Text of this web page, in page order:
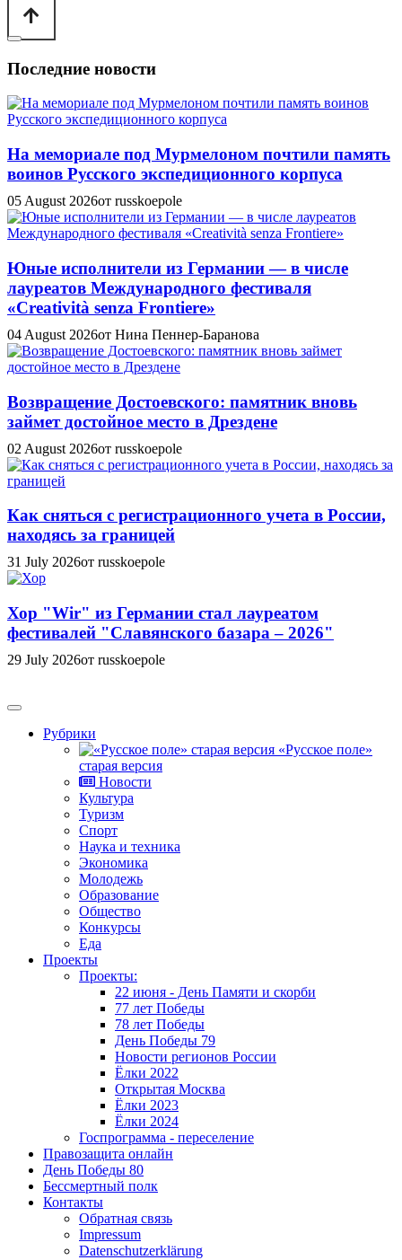
Последние новости
На мемориале под Мурмелоном почтили память
воинов Русского экспедиционного корпуса
05 August 2026от russkoepole
Юные исполнители из Германии — в числе
лауреатов Международного фестиваля
«Creatività senza Frontiere»
04 August 2026от Нина Пеннер-Баранова
Возвращение Достоевского: памятник вновь
займет достойное место в Дрездене
02 August 2026от russkoepole
Как сняться с регистрационного учета в России,
находясь за границей
31 July 2026от russkoepole
Хор "Wir" из Германии стал лауреатом
фестивалей "Славянского базара – 2026"
29 July 2026от russkoepole
Рубрики
«Русское поле»
старая версия
Новости
Культура
Туризм
Спорт
Наука и техника
Экономика
Молодежь
Образование
Общество
Конкурсы
Еда
Проекты
Проекты:
22 июня - День Памяти и скорби
77 лет Победы
78 лет Победы
День Победы 79
Новости регионов России
Ёлки 2022
Открытая Москва
Ёлки 2023
Ёлки 2024
Госпрограмма - переселение
Правозащита онлайн
День Победы 80
Бессмертный полк
Контакты
Обратная связь
Impressum
Datenschutzerklärung